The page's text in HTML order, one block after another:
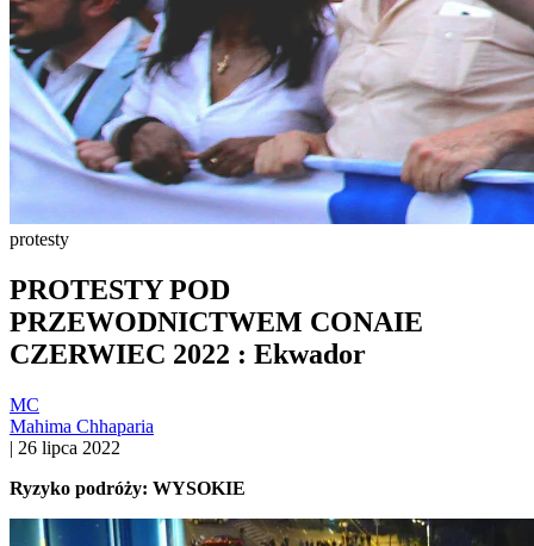
protesty
PROTESTY POD
PRZEWODNICTWEM CONAIE
CZERWIEC 2022 : Ekwador
MC
Mahima Chhaparia
| 26 lipca 2022
Ryzyko podróży: WYSOKIE